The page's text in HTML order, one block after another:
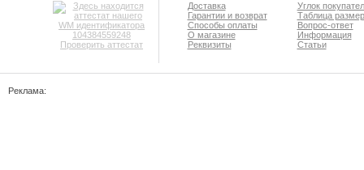
Проверить аттестат
Доставка
Гарантии и возврат
Способы оплаты
О магазине
Реквизиты
Углок
Таблица
Вопрос-ответ
Информация
Статьи
Реклама: